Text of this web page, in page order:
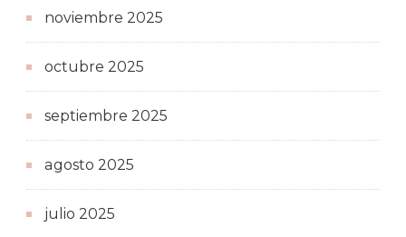
noviembre 2025
octubre 2025
septiembre 2025
agosto 2025
julio 2025